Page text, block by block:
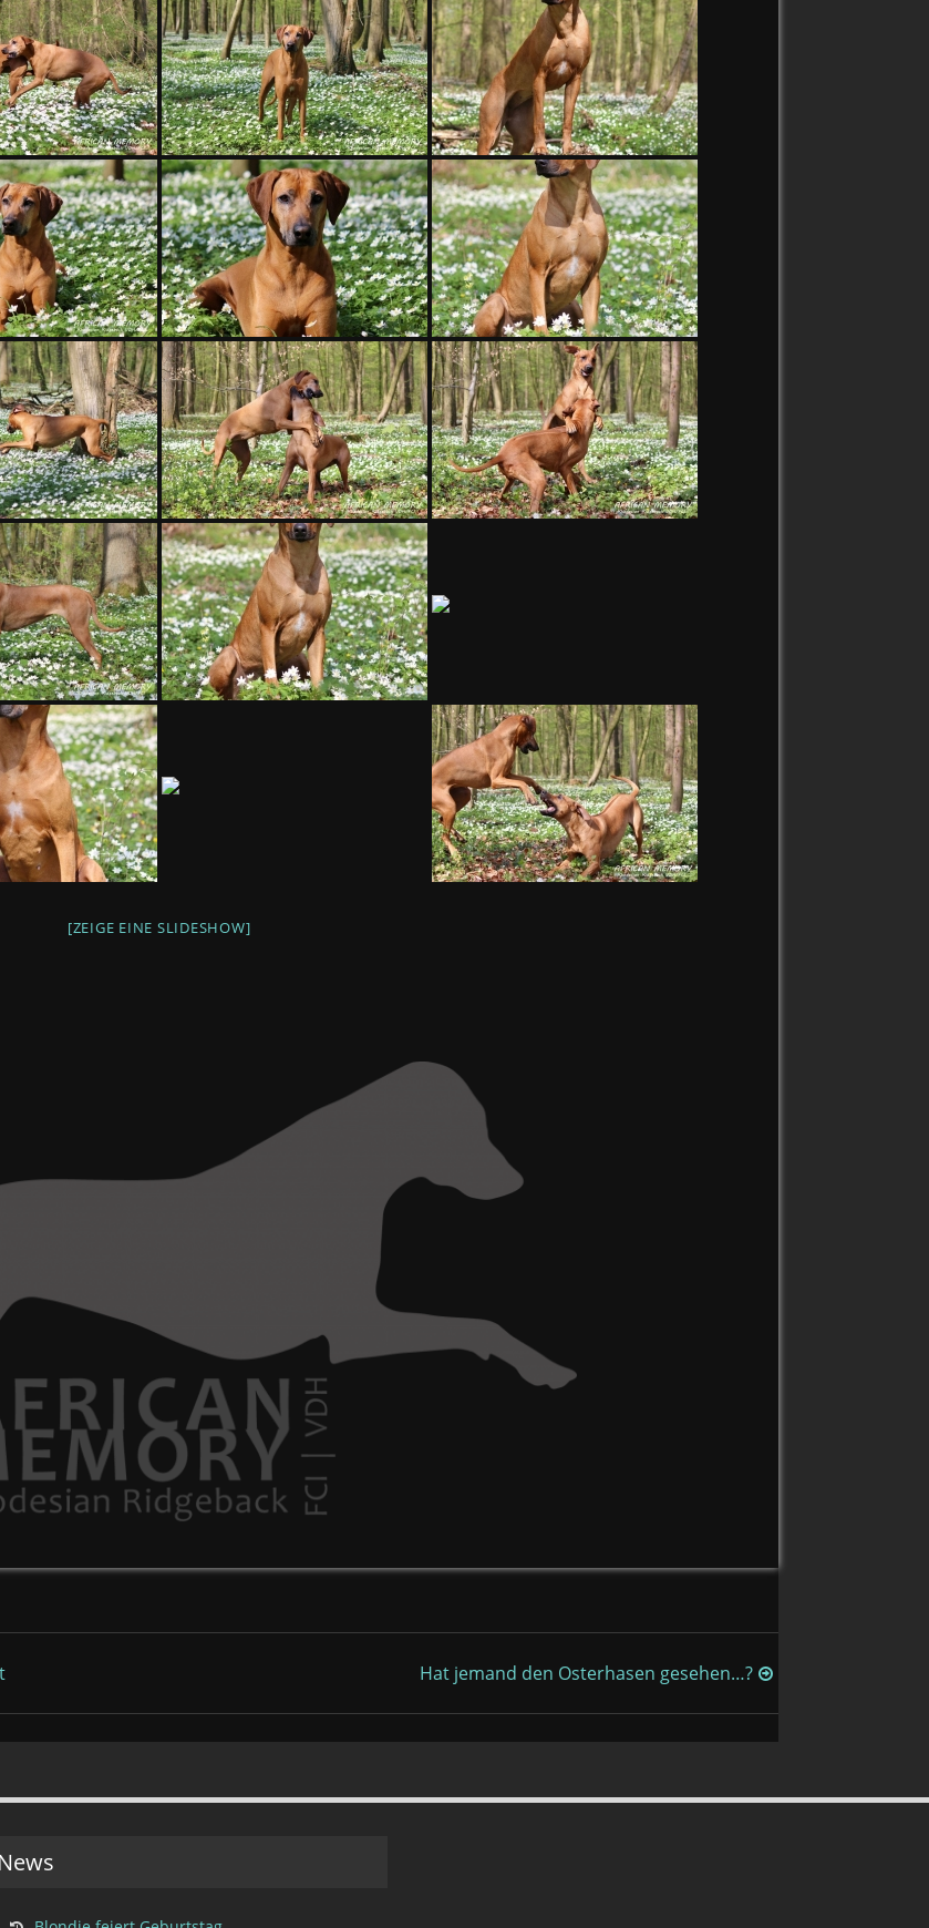
[ZEIGE EINE SLIDESHOW]
Hat jemand den Osterhasen gesehen…?
News